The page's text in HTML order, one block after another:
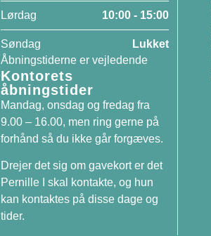
Lørdag 10:00 - 15:00
Søndag
Lukket
Åbningstiderne er vejledende
Kontorets
åbningstider
Mandag, onsdag og fredag fra
9.00 – 16.00, men ring gerne på
forhånd så du ikke går forgæves.
Drejer det sig om gavekort er det
Pernille I skal kontakte, og hun
kan kontaktes på disse dage og
tider.